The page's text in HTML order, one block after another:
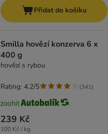
Přidat do košíku
Smilla hovězí konzerva 6 x
400 g
hovězí s rybou
239 Kč
100 Kč / kg
Rating: 4.2/5 (341)